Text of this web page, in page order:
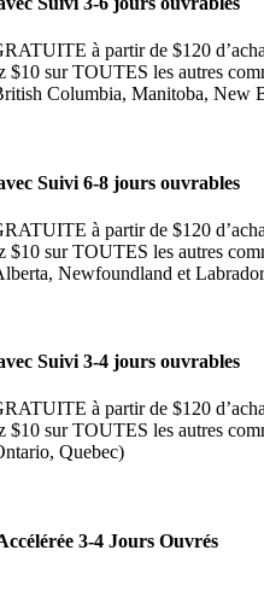
à partir de $120
$10 sur TOUTES les autres
Columbia, Manitoba, New
Suivi 6-8 jours ouvrables
à partir de $120
$10 sur TOUTES les autres
Newfoundland et
Suivi 3-4 jours ouvrables
à partir de $120
$10 sur TOUTES les autres
Quebec)
3-4 Jours Ouvrés